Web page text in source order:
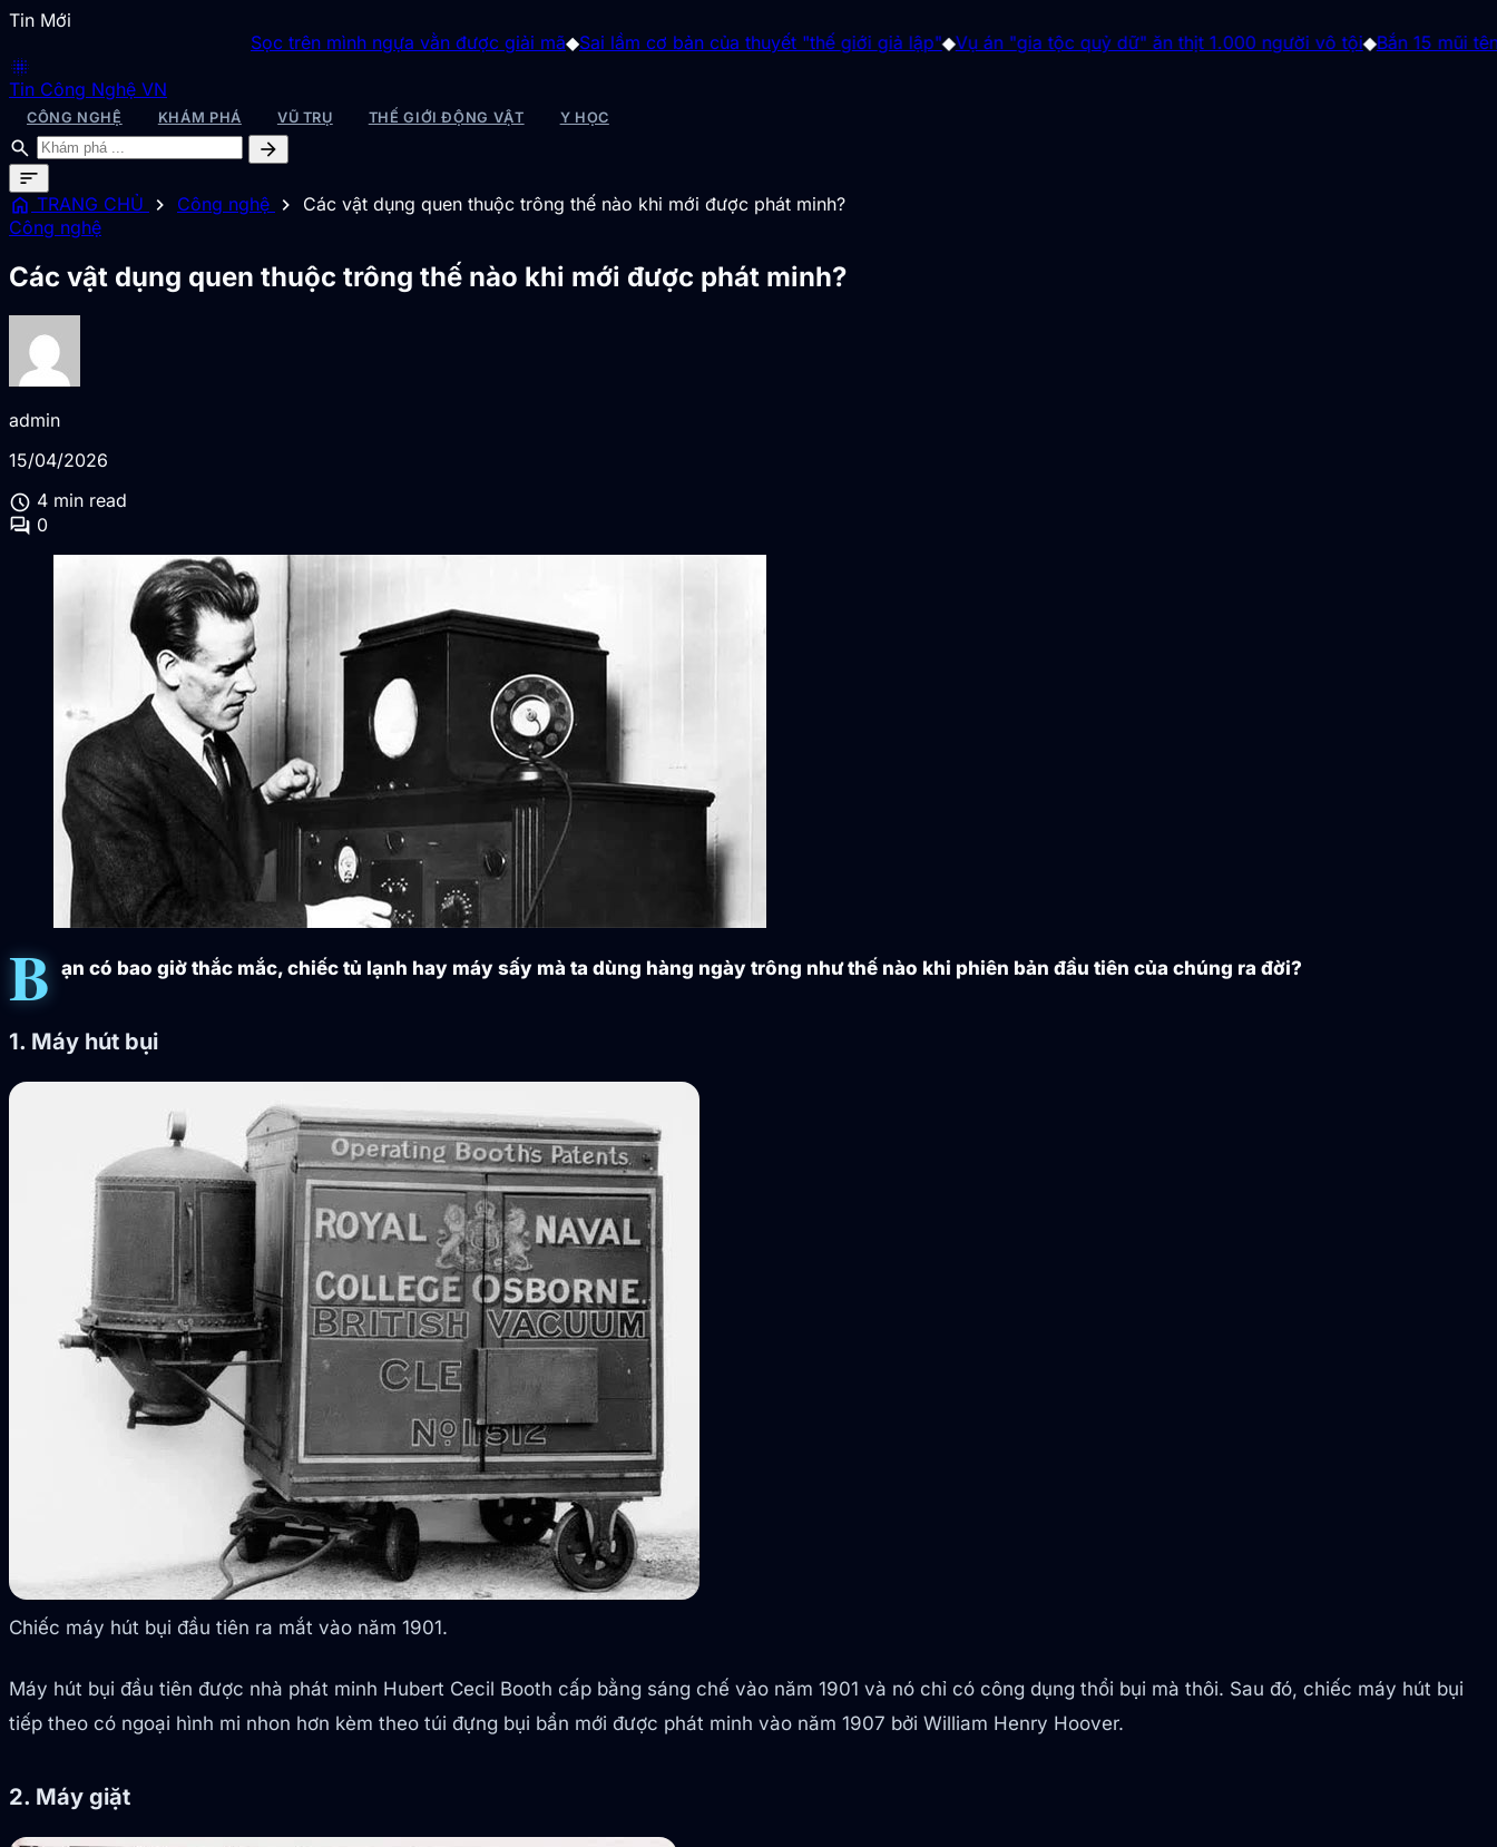
Tin Mới
Sọc trên mình ngựa vằn được giải mã◆Sai lầm cơ bản của thuyết "thế giới giả lập"◆Vụ án "gia tộc quỷ dữ" ăn thịt 1.000 người vô tội◆Bắn 15 mũi tên trong 10
blur_on
Tin Công Nghệ VN
CÔNG NGHỆ KHÁM PHÁ VŨ TRỤ THẾ GIỚI ĐỘNG VẬT Y HỌC
search
arrow_forward
sort
home TRANG CHỦ chevron_right Công nghệ chevron_right
Các vật dụng quen thuộc trông thế nào khi mới được phát minh?
Công nghệ
Các vật dụng quen thuộc trông thế nào khi mới được phát minh?
admin
15/04/2026
schedule 4 min read
forum 0
B ạn có bao giờ thắc mắc, chiếc tủ lạnh hay máy sấy mà ta dùng hàng ngày trông như thế nào khi phiên bản đầu tiên của chúng ra đời?
1. Máy hút bụi
Chiếc máy hút bụi đầu tiên ra mắt vào năm 1901.
Máy hút bụi đầu tiên được nhà phát minh Hubert Cecil Booth cấp bằng sáng chế vào năm 1901 và nó chỉ có công dụng thổi bụi mà thôi. Sau đó, chiếc máy hút bụi
tiếp theo có ngoại hình mi nhon hơn kèm theo túi đựng bụi bẩn mới được phát minh vào năm 1907 bởi William Henry Hoover.
2. Máy giặt